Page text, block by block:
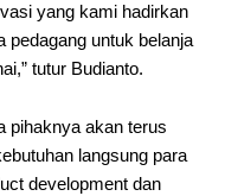
yang kami hadirkan
pedagang untuk belanja
tutur Budianto.
pihaknya akan terus
langsung para
development dan